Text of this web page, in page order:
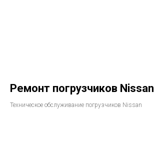
Ремонт погрузчиков Nissan
Техническое обслуживание погрузчиков Nissan